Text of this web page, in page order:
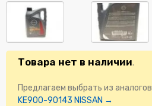
Товара нет в наличии.
Предлагаем выбрать из аналогов
KE900-90143 NISSAN →